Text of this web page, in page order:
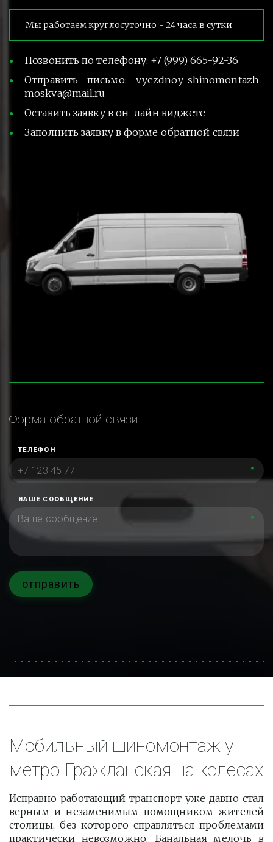
Мы работаем круглосуточно - 24 часа в сутки
Позвонить по телефону: +7 (999) 665-92-36
Отправить письмо: vyezdnoy-shinomontazh-
moskva@mail.ru
Оставить заявку в он-лайн виджете
Заполнить заявку в форме обратной связи
Форма обратной связи:
ТЕЛЕФОН
*
ВАШЕ СООБЩЕНИЕ
*
отправить
Мобильный шиномонтаж у
метро Гражданская на колесах
Исправно работающий транспорт уже давно стал
верным и незаменимым помощником жителей
столицы, без которого справляться проблемами
практически невозможно. Банальная мелочь в